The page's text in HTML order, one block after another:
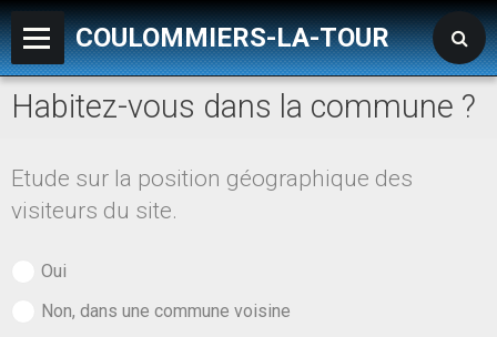
COULOMMIERS-LA-TOUR
Accueil
LES SERVICES
Habitez-vous dans la commune ?
Etude sur la position géographique des
visiteurs du site.
Oui
Non, dans une commune voisine